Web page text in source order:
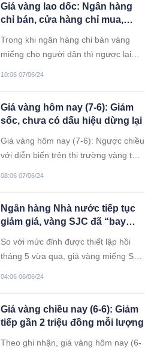
Giá vàng lao dốc: Ngân hàng
chỉ bán, cửa hàng chỉ mua,
Trong khi ngân hàng chỉ bán vàng
miếng cho người dân thì ngược lại
10:06 07/06/24
Giá vàng hôm nay (7-6): Giảm
sốc, chưa có dấu hiệu dừng lại
Giá vàng hôm nay (7-6): Ngược chiều
với diễn biến trên thị trường vàng thế
08:06 07/06/24
Ngân hàng Nhà nước tiếp tục
giảm giá, vàng SJC đã “bay
mức đỉnh
So với mức đỉnh được thiết lập hồi
tháng 5 vừa qua, giá vàng miếng SJC
04:06 06/06/24
Giá vàng chiều nay (6-6): Giảm
tiếp gần 2 triệu đồng mỗi lượng
Theo ghi nhận, giá vàng hôm nay (6-